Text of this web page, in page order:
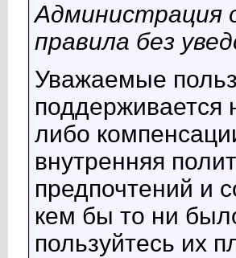
Администрация
правила без
Уважаемые
поддерживается
либо
внутренняя
предпочтений и
кем бы то ни
пользуйтесь их